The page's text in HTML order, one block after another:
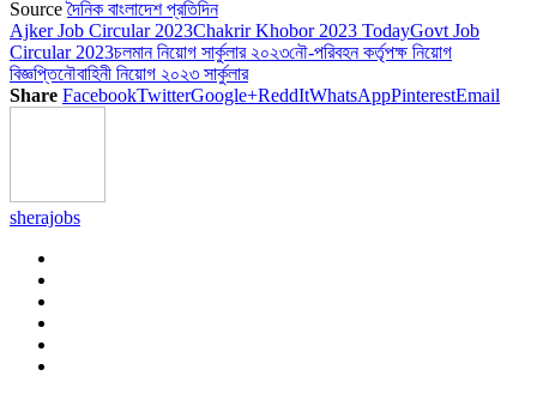
Link
Share
Source দৈনিক বাংলাদেশ প্রতিদিন
Ajker Job Circular 2023Chakrir Khobor 2023 TodayGovt Job
Circular 2023চলমান নিয়োগ সার্কুলার ২০২৩নৌ-পরিবহন কর্তৃপক্ষ নিয়োগ
বিজ্ঞপ্তিনৌবাহিনী নিয়োগ ২০২৩ সার্কুলার
Share FacebookTwitterGoogle+ReddItWhatsAppPinterestEmail
sherajobs